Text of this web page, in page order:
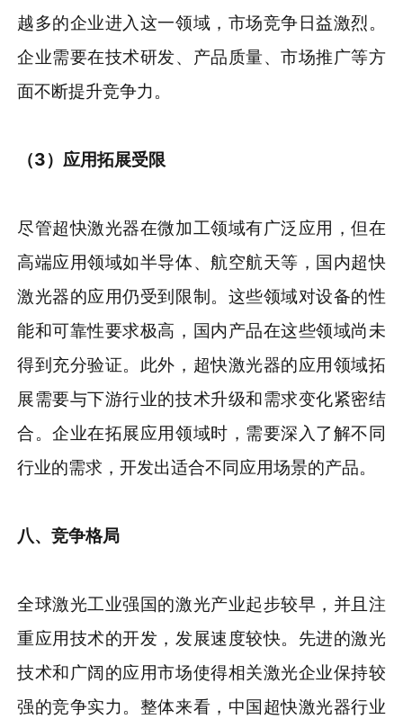
越多的企业进入这一领域，市场竞争日益激烈。
企业需要在技术研发、产品质量、市场推广等方
面不断提升竞争力。
（3）应用拓展受限
尽管超快激光器在微加工领域有广泛应用，但在
高端应用领域如半导体、航空航天等，国内超快
激光器的应用仍受到限制。这些领域对设备的性
能和可靠性要求极高，国内产品在这些领域尚未
得到充分验证。此外，超快激光器的应用领域拓
展需要与下游行业的技术升级和需求变化紧密结
合。企业在拓展应用领域时，需要深入了解不同
行业的需求，开发出适合不同应用场景的产品。
八、竞争格局
全球激光工业强国的激光产业起步较早，并且注
重应用技术的开发，发展速度较快。先进的激光
技术和广阔的应用市场使得相关激光企业保持较
强的竞争实力。整体来看，中国超快激光器行业